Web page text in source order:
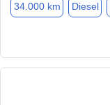
34.000 km Diesel